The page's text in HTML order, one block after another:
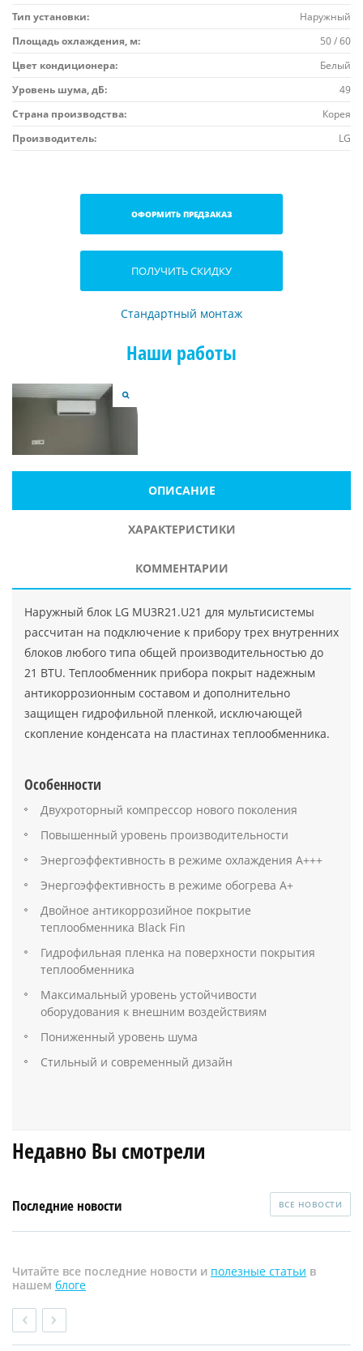
Тип установки:
Наружный
Площадь охлаждения, м:
50 / 60
Цвет кондиционера:
Белый
Уровень шума, дБ:
49
Страна производства:
Корея
Производитель:
LG
ОФОРМИТЬ ПРЕДЗАКАЗ
ПОЛУЧИТЬ СКИДКУ
Стандартный монтаж
Наши работы
ОПИСАНИЕ
ХАРАКТЕРИСТИКИ
КОММЕНТАРИИ
Наружный блок LG MU3R21.U21 для мультисистемы
рассчитан на подключение к прибору трех внутренних
блоков любого типа общей производительностью до
21 BTU. Теплообменник прибора покрыт надежным
антикоррозионным составом и дополнительно
защищен гидрофильной пленкой, исключающей
скопление конденсата на пластинах теплообменника.
Особенности
Двухроторный компрессор нового поколения
Повышенный уровень производительности
Энергоэффективность в режиме охлаждения А+++
Энергоэффективность в режиме обогрева А+
Двойное антикоррозийное покрытие
теплообменника Black Fin
Гидрофильная пленка на поверхности покрытия
теплообменника
Максимальный уровень устойчивости
оборудования к внешним воздействиям
Пониженный уровень шума
Стильный и современный дизайн
Недавно Вы смотрели
Последние новости ВСЕ НОВОСТИ
Читайте все последние новости и полезные статьи в
нашем блоге